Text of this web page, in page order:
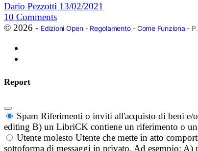
Dario Pezzotti 13/02/2021
10 Comments
© 2026 - Edizioni Open- Regolamento- Come Funziona -
Report
Spam Riferimenti o inviti all'acquisto di beni e/
editing B) un LibriCK contiene un riferimento o
Utente molesto Utente che mette in atto
sottoforma di messaggi in privato. Ad esempio: